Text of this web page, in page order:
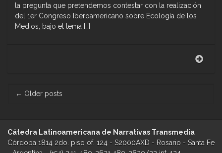
la pregunta que pretendemos contestar con la realización
del 1er Congreso Iberoamericano sobre Ecología de los
Medios, bajo el tema […]
De
navigation
← Older posts
Cátedra Latinoamericana de Narrativas Transmedia
Córdoba 1814 2do. piso of. 124 - S2000AXD - Rosario - Santa Fe